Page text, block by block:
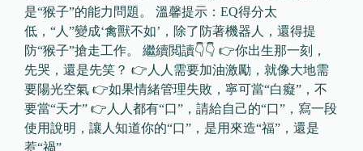
是“猴子”的能力問題。 溫馨提示：EQ得分太
低，“人”變成‘禽獸不如’，除了防著機器人，還得提
防“猴子”搶走工作。 繼續閲讀👇👇 👉你出生那一刻，
先哭，還是先笑？ 👉人人需要加油激勵，就像大地需
要陽光空氣 👉如果情緒管理失敗，寧可當“白癡”，不
要當“天才” 👉人人都有“口”，請給自己的“口”，寫一段
使用說明，讓人知道你的“口”，是用來造“福”，還是
惹“禍”